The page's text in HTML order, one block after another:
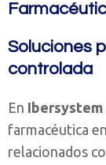
Soluciones
controlada
En Ibersystem
farmacéutica
relacionados